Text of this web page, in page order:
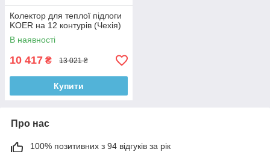
Колектор для теплої підлоги
KOER на 12 контурів (Чехія)
В наявності
10 417 ₴ 13 021 ₴
Купити
Про нас
100% позитивних з 94 відгуків за рік